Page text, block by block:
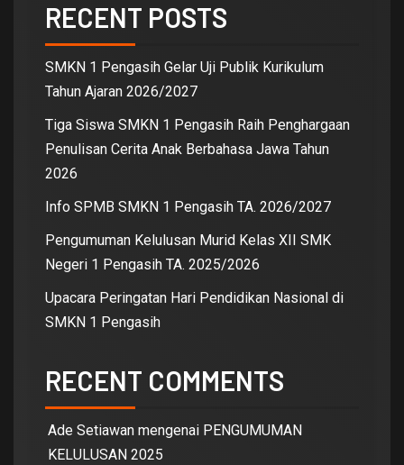
RECENT POSTS
SMKN 1 Pengasih Gelar Uji Publik Kurikulum
Tahun Ajaran 2026/2027
Tiga Siswa SMKN 1 Pengasih Raih Penghargaan
Penulisan Cerita Anak Berbahasa Jawa Tahun
2026
Info SPMB SMKN 1 Pengasih TA. 2026/2027
Pengumuman Kelulusan Murid Kelas XII SMK
Negeri 1 Pengasih TA. 2025/2026
Upacara Peringatan Hari Pendidikan Nasional di
SMKN 1 Pengasih
RECENT COMMENTS
Ade Setiawan mengenai PENGUMUMAN
KELULUSAN 2025